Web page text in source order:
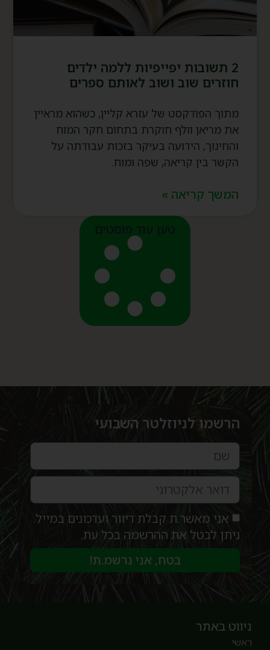
2 תשובות יפייפיות ללמה ילדים
חוזרים שוב ושוב לאותם ספרים
מתוך הפודקסט של עזרא קליין, כשהוא מראיין
את מריאן וולף חוקרת בתחום חקר המוח
והחינוך, הידועה בעיקר בזכות עבודתה על
הקשר בין קריאה, שפה ומוח.
המשך קריאה »
טען עוד פוסטים
הרשמו לניוזלטר השבועי
אני מאשר.ת קבלת דיוור ועדכונים במייל.
ניתן לבטל את ההרשמה בכל עת.
בטח, אני נרשמ.ת!
ניווט באתר
ראשי